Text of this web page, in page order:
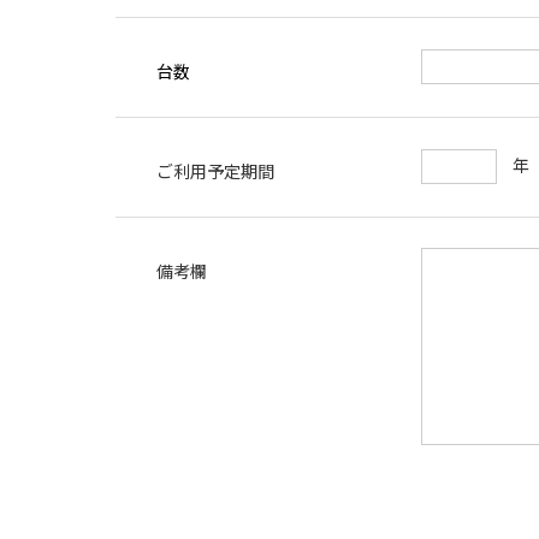
台数
ご利用予定期間 年
備考欄